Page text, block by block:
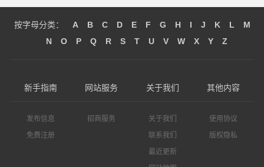
按字母分类： A B C D E F G H I J K L
M
N
O P Q R S T U V W X Y Z
新手指南
发布信息
免费注册
网站服务
招商服务
关于我们
关于我们
联系我们
最近更新
其他内容
使用协议
版权隐私